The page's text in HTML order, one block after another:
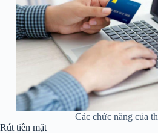
Các chức năng của
Rút tiền mặt